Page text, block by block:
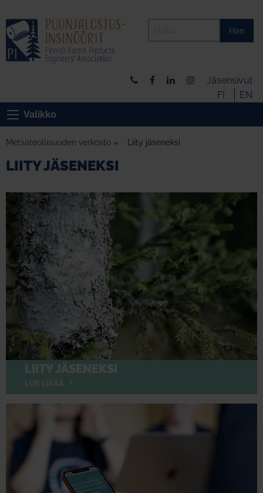
Hae
Jäsensivut
FI
EN
Valikko
Metsäteollisuuden verkosto » Liity jäseneksi
LIITY JÄSENEKSI
LIITY JÄSENEKSI
LUE LISÄÄ